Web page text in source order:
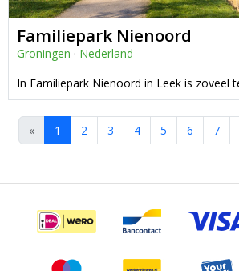
Familiepark Nienoord
Groningen · Nederland
In Familiepark Nienoord in Leek is zoveel
« 1 2 3 4 5 6 7